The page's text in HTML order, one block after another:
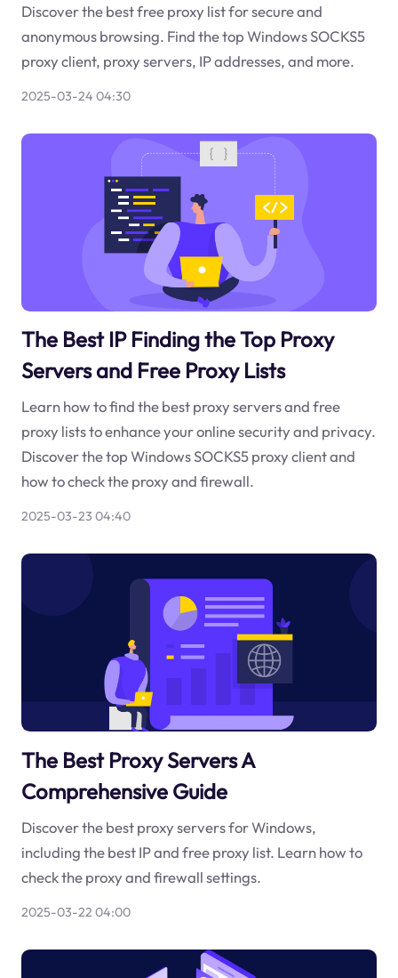
Discover the best free proxy list for secure and
anonymous browsing. Find the top Windows SOCKS5
proxy client, proxy servers, IP addresses, and more.
2025-03-24 04:30
The Best IP Finding the Top Proxy
Servers and Free Proxy Lists
Learn how to find the best proxy servers and free
proxy lists to enhance your online security and privacy.
Discover the top Windows SOCKS5 proxy client and
how to check the proxy and firewall.
2025-03-23 04:40
The Best Proxy Servers A
Comprehensive Guide
Discover the best proxy servers for Windows,
including the best IP and free proxy list. Learn how to
check the proxy and firewall settings.
2025-03-22 04:00